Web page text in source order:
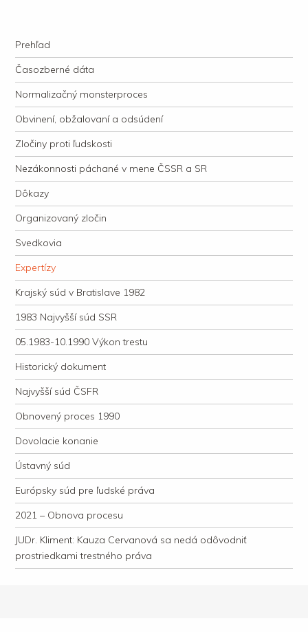
justície
Navigation
Skip to content
Prehľad
Časozberné dáta
Normalizačný monsterproces
Obvinení, obžalovaní a odsúdení
Zločiny proti ľudskosti
Nezákonnosti páchané v mene ČSSR a SR
Dôkazy
Organizovaný zločin
Svedkovia
Expertízy
Krajský súd v Bratislave 1982
1983 Najvyšší súd SSR
05.1983-10.1990 Výkon trestu
Historický dokument
Najvyšší súd ČSFR
Obnovený proces 1990
Dovolacie konanie
Ústavný súd
Európsky súd pre ľudské práva
2021 – Obnova procesu
JUDr. Kliment: Kauza Cervanová sa nedá odôvodniť
prostriedkami trestného práva